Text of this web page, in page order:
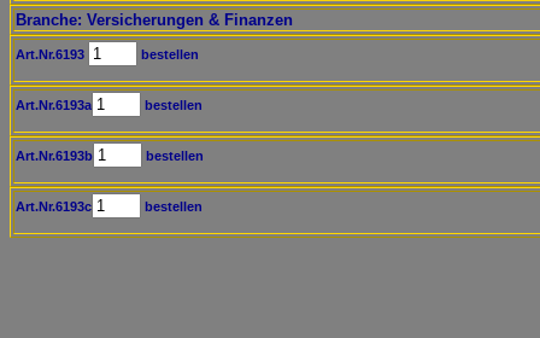
Branche: Versicherungen & Finanzen
Art.Nr.6193 bestellen
Art.Nr.6193a bestellen
Art.Nr.6193b bestellen
Art.Nr.6193c bestellen